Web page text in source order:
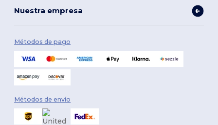
Nuestra empresa
Métodos de pago
Métodos de envío